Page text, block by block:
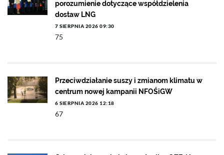
porozumienie dotyczące współdzielenia
dostaw LNG
7 SIERPNIA 2026 09:30
75
Przeciwdziałanie suszy i zmianom klimatu w
centrum nowej kampanii NFOŚiGW
6 SIERPNIA 2026 12:18
67